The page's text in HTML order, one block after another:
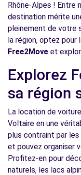
Voir l'agence
Free2move Rent
ANNEMASSE
ANNEMASSE,
Voir l'agence
Free2Move Rent
Annemasse (P)
57 ROUTE DE
ANNEMASSE,
Rhône-Alpes ! Entre
destination mérite
pleinement de votre
la région, optez pour
Free2Move et
Explorez
sa région
La location de
Voltaire en une
plus contraint par
et pouvez organiser
Profitez-en pour
naturels, les lacs